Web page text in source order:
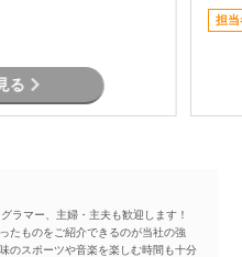
を活かして参画可能で
る
担当
ラマー、主婦・主夫も歓迎します！
たものをご紹介できるのが当社の強
のスポーツや音楽を楽しむ時間も十分